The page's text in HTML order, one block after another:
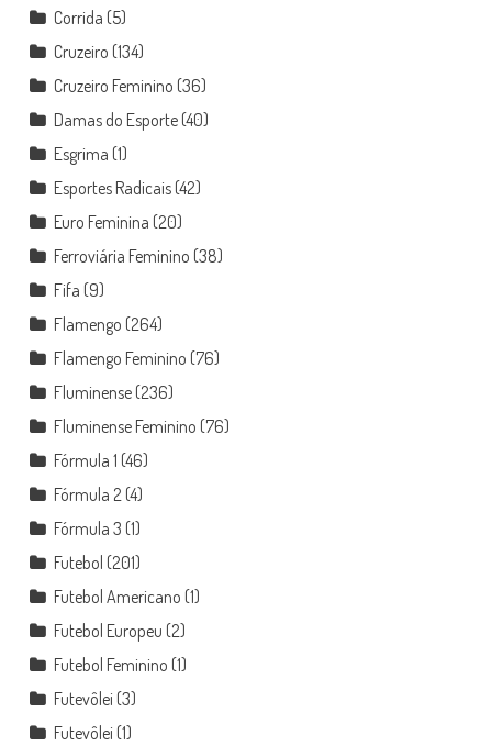
Corrida (5)
Cruzeiro (134)
Cruzeiro Feminino (36)
Damas do Esporte(40)
Esgrima (1)
Esportes Radicais(42)
Euro Feminina (20)
Ferroviária Feminino (38)
Fifa (9)
Flamengo (264)
Flamengo Feminino (76)
Fluminense(236)
Fluminense Feminino (76)
Fórmula 1 (46)
Fórmula 2(4)
Fórmula 3 (1)
Futebol (201)
Futebol Americano (1)
Futebol Europeu (2)
Futebol Feminino (1)
Futevôlei (3)
Futevôlei (1)